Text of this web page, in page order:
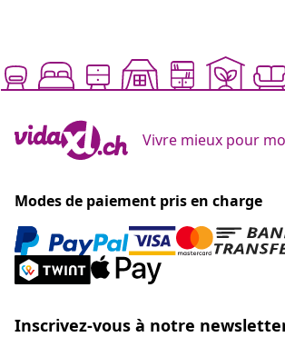
Vivre mieux pour
Modes de paiement pris en charge
Inscrivez-vous à notre